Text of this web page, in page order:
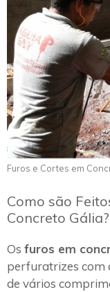
Furos e Cortes em
Como são
Concreto Gália?
Os furos em
perfuratrizes com
de vários